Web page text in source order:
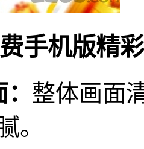
手机版精
整体画面
。